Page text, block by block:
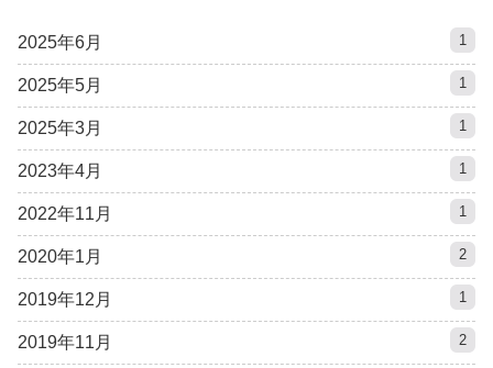
2025年6月 1
2025年5月 1
2025年3月 1
2023年4月 1
2022年11月 1
2020年1月 2
2019年12月 1
2019年11月 2